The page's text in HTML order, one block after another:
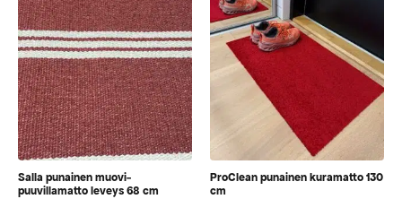
Salla punainen muovi-
puuvillamatto leveys 68 cm
ProClean punainen kuramatto 130
cm